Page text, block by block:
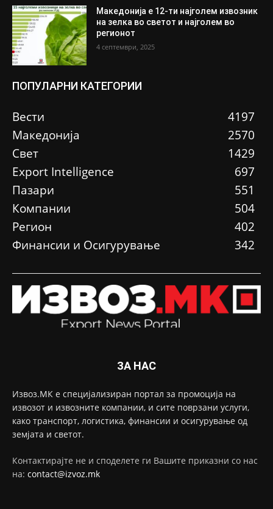
Македонија е 12-ти најголем извозник
на зелка во светот и најголем во
регионот
4 септември, 2025
ПОПУЛАРНИ КАТЕГОРИИ
Вести
4197
Македонија
2570
Свет
1429
Еxport Intelligence
697
Пазари
551
Компании
504
Регион
402
Финансии и Осигурување
342
ЗА НАС
Извоз.МК е специјализиран портал за промоција на
извозот и извозните компании, и сите поврзани услуги,
како транспорт, логистика, финансии и осигурување од
земјата и светот.
Контактирајте не и споделете ги Вашите приказни со нас
на: contact@izvoz.mk